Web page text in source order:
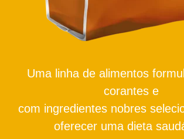
Uma linha de alimentos
corantes e
com ingredientes nobres
oferecer uma dieta